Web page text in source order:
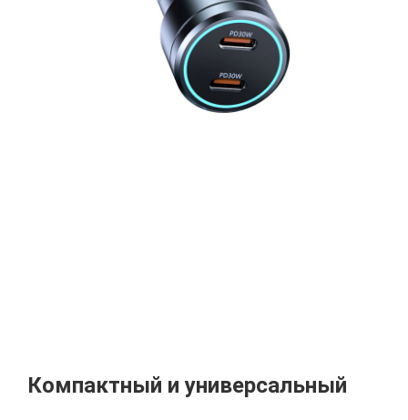
Компактный и универсальный